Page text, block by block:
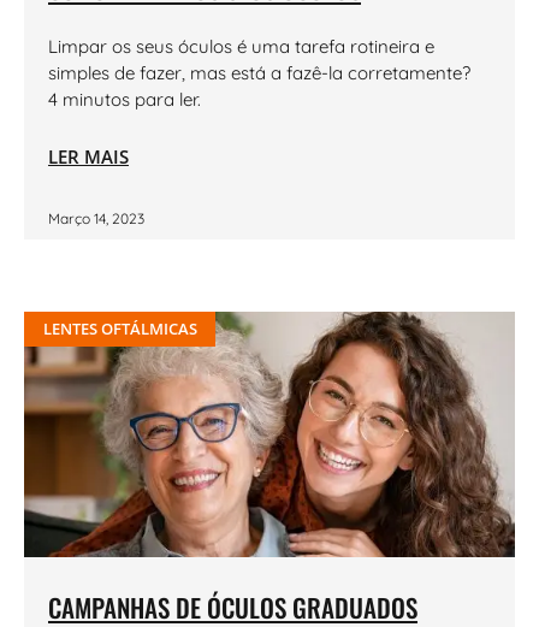
Limpar os seus óculos é uma tarefa rotineira e
simples de fazer, mas está a fazê-la corretamente?
4 minutos para ler.
LER MAIS
Março 14, 2023
LENTES OFTÁLMICAS
CAMPANHAS DE ÓCULOS GRADUADOS